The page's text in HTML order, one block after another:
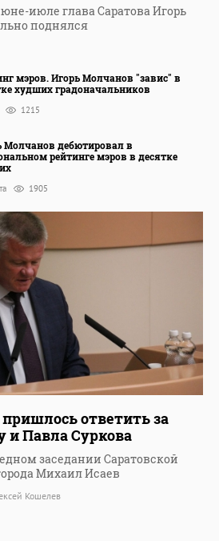
июле глава Саратова Игорь
поднялся
мэров. Игорь Молчанов "завис" в
худших градоначальников
1215
Молчанов дебютировал в
рейтинге мэров в десятке
1905
ответить за
и Павла Суркова
заседании Саратовской
Михаил Исаев
Кошелев